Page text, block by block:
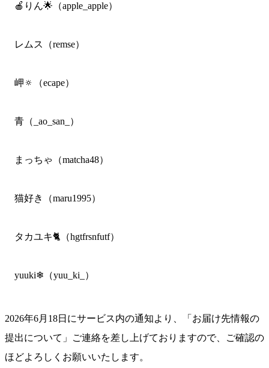
🍎りん🌟（apple_apple）
レムス（remse）
岬🔅（ecape）
青（_ao_san_）
まっちゃ（matcha48）
猫好き（maru1995）
タカユキ🐈（hgtfrsnfutf）
yuuki❄︎（yuu_ki_）
2026年6月18日にサービス内の通知より、「お届け先情報の
提出について」ご連絡を差し上げておりますので、ご確認の
ほどよろしくお願いいたします。